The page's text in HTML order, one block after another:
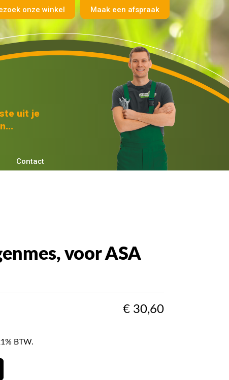
onze winkel Maak een afspraak
uit je
Contact
voor ASA
€ 30,60
BTW.